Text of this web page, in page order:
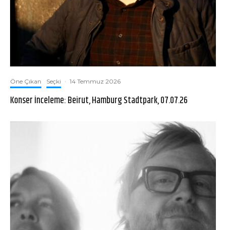
Öne Çıkan Seçki · 14 Temmuz 2026
Konser İnceleme: Beirut, Hamburg Stadtpark, 07.07.26